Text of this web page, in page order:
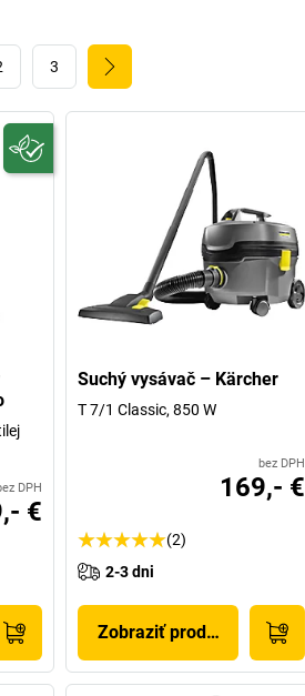
3
DPH
€
Suchý vysávač – Kärcher
T 7/1 Classic, 850 W
bez DPH
169,- €
(2)
2-3 dni
Zobraziť produkt